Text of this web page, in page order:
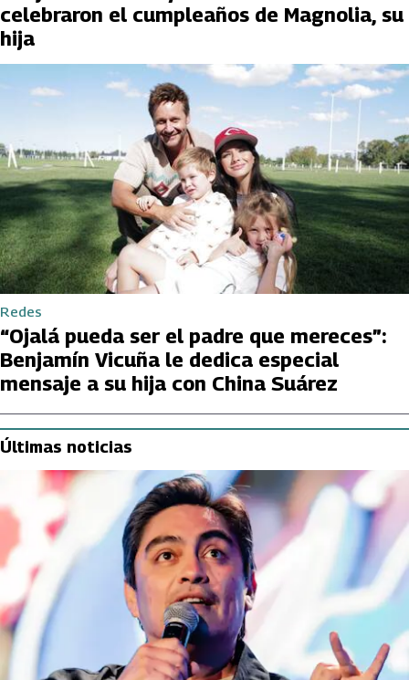
celebraron el cumpleaños de Magnolia, su
hija
Redes
“Ojalá pueda ser el padre que mereces”:
Benjamín Vicuña le dedica especial
mensaje a su hija con China Suárez
Últimas noticias